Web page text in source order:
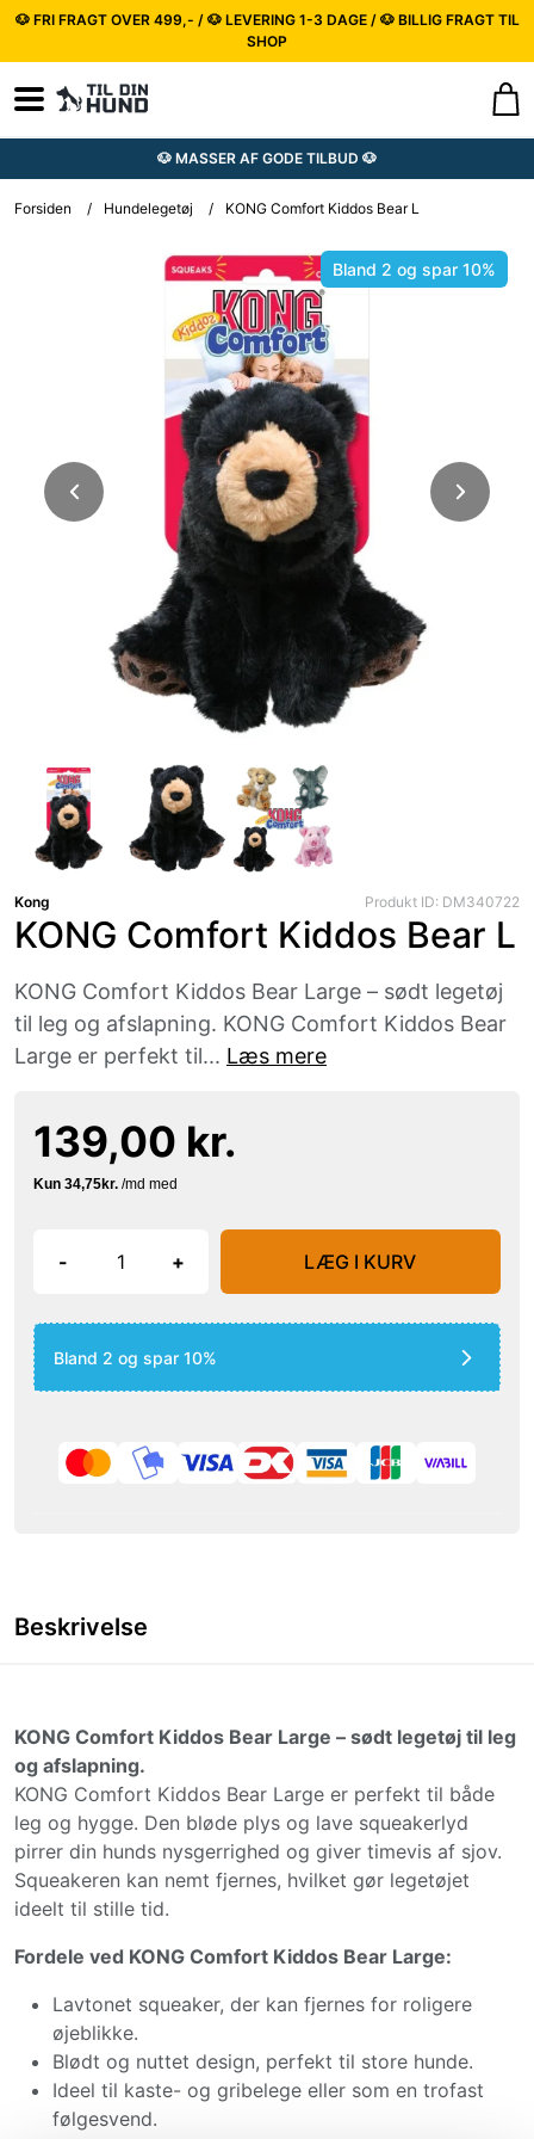
🐶 FRI FRAGT OVER 499,- / 🐶 LEVERING 1-3 DAGE / 🐶 BILLIG FRAGT TIL
SHOP
🐶 MASSER AF GODE TILBUD 🐶
Forsiden / Hundelegetøj / KONG Comfort Kiddos Bear L
Bland 2 og spar 10%
Kong Produkt ID: DM340722
KONG Comfort Kiddos Bear L
KONG Comfort Kiddos Bear Large – sødt legetøj
til leg og afslapning. KONG Comfort Kiddos Bear
Large er perfekt til... Læs mere
139,00 kr.
- + LÆG I KURV
Bland 2 og spar 10%
Beskrivelse
KONG Comfort Kiddos Bear Large – sødt legetøj til leg
og afslapning.
KONG Comfort Kiddos Bear Large er perfekt til både
leg og hygge. Den bløde plys og lave squeakerlyd
pirrer din hunds nysgerrighed og giver timevis af sjov.
Squeakeren kan nemt fjernes, hvilket gør legetøjet
ideelt til stille tid.
Fordele ved KONG Comfort Kiddos Bear Large:
Lavtonet squeaker, der kan fjernes for roligere
øjeblikke.
Blødt og nuttet design, perfekt til store hunde.
Ideel til kaste- og gribelege eller som en trofast
følgesvend.